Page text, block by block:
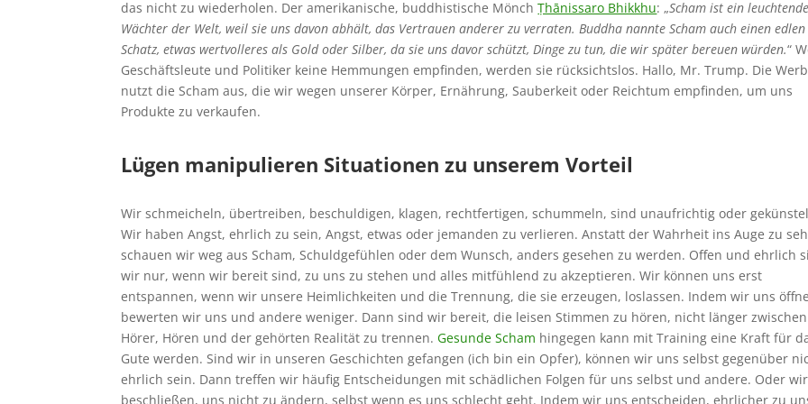
das nicht zu wiederholen. Der amerikanische, buddhistische MönchṬhānissaro Bhikkhu: „Scham ist ein
Wächter der Welt, weil sie uns davon abhält, das Vertrauen anderer zu verraten. Buddha nannte Scham auch einen edlen
Schatz, etwas wertvolleres als Gold oder Silber, da sie uns davor schützt, Dinge zu tun, die wir später bereuen würden.“
Geschäftsleute und Politiker keine Hemmungen empfinden, werden sie rücksichtslos. Hallo, Mr. Trump. Die
nutzt die Scham aus, die wir wegen unserer Körper, Ernährung, Sauberkeit oder Reichtum empfinden, um uns
Produkte zu verkaufen.
Lügen manipulieren Situationen zu unserem Vorteil
Wir schmeicheln, übertreiben, beschuldigen, klagen, rechtfertigen, schummeln, sind unaufrichtig oder
Wir haben Angst, ehrlich zu sein, Angst, etwas oder jemanden zu verlieren. Anstatt der Wahrheit ins Auge zu
schauen wir weg aus Scham, Schuldgefühlen oder dem Wunsch, anders gesehen zu werden. Offen und ehrlich
wir nur, wenn wir bereit sind, zu uns zu stehen und alles mitfühlend zu akzeptieren. Wir können uns erst
entspannen, wenn wir unsere Heimlichkeiten und die Trennung, die sie erzeugen, loslassen. Indem wir uns
bewerten wir uns und andere weniger. Dann sind wir bereit, die leisen Stimmen zu hören, nicht länger zwischen
Hörer, Hören und der gehörten Realität zu trennen. Gesunde Scham hingegen kann mit Training eine Kraft für
Gute werden. Sind wir in unseren Geschichten gefangen (ich bin ein Opfer), können wir uns selbst gegenüber
ehrlich sein. Dann treffen wir häufig Entscheidungen mit schädlichen Folgen für uns selbst und andere. Oder wir
beschließen, uns nicht zu ändern, selbst wenn es uns schlecht geht. Indem wir uns entscheiden, ehrlicher zu